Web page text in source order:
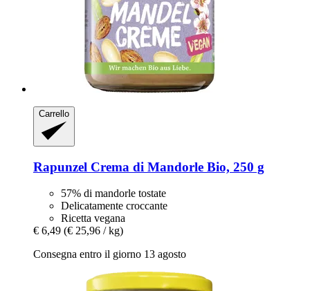
Carrello
Rapunzel Crema di Mandorle Bio, 250 g
57% di mandorle tostate
Delicatamente croccante
Ricetta vegana
€ 6,49 (€ 25,96 / kg)
Consegna entro il giorno 13 agosto